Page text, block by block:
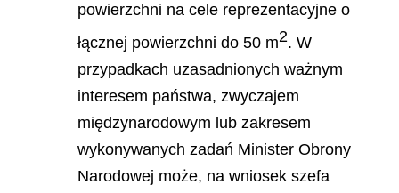
powierzchni na cele reprezentacyjne o
łącznej powierzchni do 50 m2. W
przypadkach uzasadnionych ważnym
interesem państwa, zwyczajem
międzynarodowym lub zakresem
wykonywanych zadań Minister Obrony
Narodowej może, na wniosek szefa